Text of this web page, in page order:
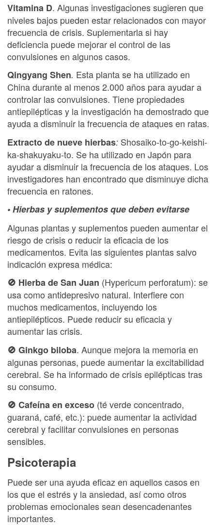
Vitamina D. Algunas investigaciones sugieren que
niveles bajos pueden estar relacionados con mayor
frecuencia de crisis. Suplementarla si hay
deficiencia puede mejorar el control de las
convulsiones en algunos casos.
Qingyang Shen. Esta planta se ha utilizado en
China durante al menos 2.000 años para ayudar a
controlar las convulsiones. Tiene propiedades
antiepilépticas y la investigación ha demostrado que
ayuda a disminuir la frecuencia de ataques en ratas.
Extracto de nueve hierbas: Shosaiko-to-go-keishi-
ka-shakuyaku-to. Se ha utilizado en Japón para
ayudar a disminuir la frecuencia de los ataques. Los
investigadores han encontrado que disminuye dicha
frecuencia en ratones.
• Hierbas y suplementos que deben evitarse
Algunas plantas y suplementos pueden aumentar el
riesgo de crisis o reducir la eficacia de los
medicamentos. Evita las siguientes plantas salvo
indicación expresa médica:
🚫 Hierba de San Juan (Hypericum perforatum): se
usa como antidepresivo natural. Interfiere con
muchos medicamentos, incluyendo los
antiepilépticos. Puede reducir su eficacia y
aumentar las crisis.
🚫 Ginkgo biloba. Aunque mejora la memoria en
algunas personas, puede aumentar la excitabilidad
cerebral. Se ha informado de crisis epilépticas tras
su consumo.
🚫 Cafeína en exceso (té verde concentrado,
guaraná, café, etc.): puede aumentar la actividad
cerebral y facilitar convulsiones en personas
sensibles.
Psicoterapia
Puede ser una ayuda eficaz en aquellos casos en
los que el estrés y la ansiedad, así como otros
problemas emocionales sean desencadenantes
importantes.